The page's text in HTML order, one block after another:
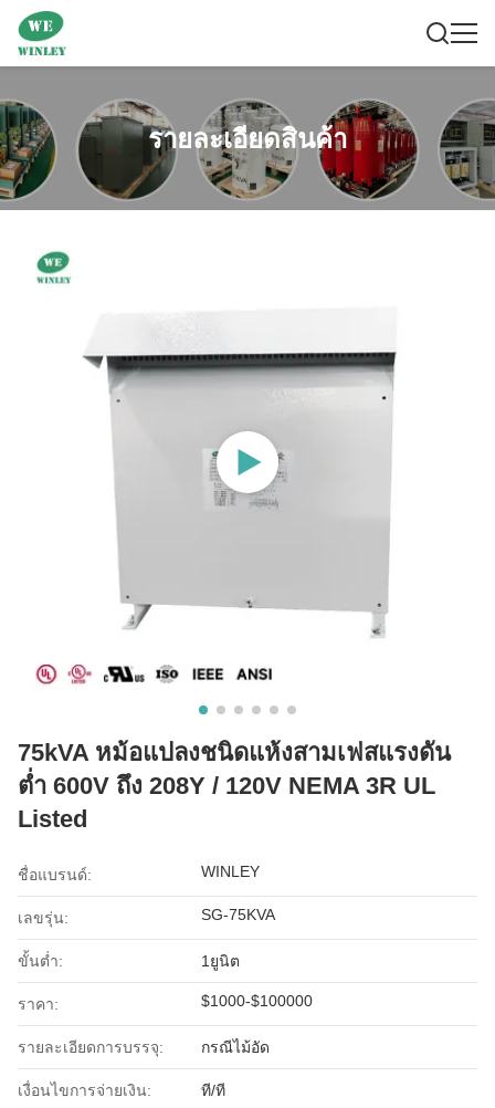
รายละเอียดสินค้า
75kVA หม้อแปลงชนิดแห้งสามเฟสแรงดัน
ต่ำ 600V ถึง 208Y / 120V NEMA 3R UL
Listed
ชื่อแบรนด์: WINLEY
เลขรุ่น: SG-75KVA
ขั้นต่ำ: 1ยูนิต
ราคา: $1000-$100000
รายละเอียดการบรรจุ: กรณีไม้อัด
เงื่อนไขการจ่ายเงิน: ที/ที